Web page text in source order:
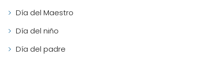
Día del Maestro
Día del niño
Día del padre